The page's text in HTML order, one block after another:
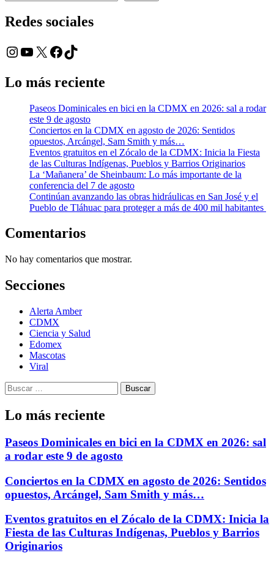
Redes sociales
Instagram
YouTube
X Facebook
TikTok
Lo más reciente
Paseos Dominicales en bici en la CDMX en 2026: sal a rodar
este 9 de agosto
Conciertos en la CDMX en agosto de 2026: Sentidos
opuestos, Arcángel, Sam Smith y más…
Eventos gratuitos en el Zócalo de la CDMX: Inicia la Fiesta
de las Culturas Indígenas, Pueblos y Barrios Originarios
La ‘Mañanera’ de Sheinbaum: Lo más importante de la
conferencia del 7 de agosto
Continúan avanzando las obras hidráulicas en San José y el
Pueblo de Tláhuac para proteger a más de 400 mil habitantes
Comentarios
No hay comentarios que mostrar.
Secciones
Alerta Amber
CDMX
Ciencia y Salud
Edomex
Mascotas
Viral
Buscar:
Lo más reciente
Paseos Dominicales en bici en la CDMX en 2026: sal
a rodar este 9 de agosto
Conciertos en la CDMX en agosto de 2026: Sentidos
opuestos, Arcángel, Sam Smith y más…
Eventos gratuitos en el Zócalo de la CDMX: Inicia la
Fiesta de las Culturas Indígenas, Pueblos y Barrios
Originarios